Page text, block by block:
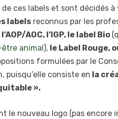
ces labels et sont décidés à
labels reconnus par les
l’AOP/AOC, l’IGP, le label Bio
animal), le Label Rouge,
formulées par le
consiste en la
».
le nouveau logo (pas encore